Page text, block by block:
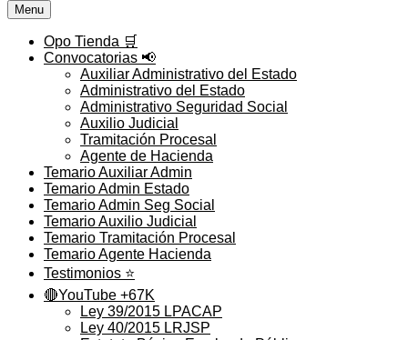
Menu
Opo Tienda 🛒
Convocatorias 📢
Auxiliar Administrativo del Estado
Administrativo del Estado
Administrativo Seguridad Social
Auxilio Judicial
Tramitación Procesal
Agente de Hacienda
Temario Auxiliar Admin
Temario Admin Estado
Temario Admin Seg Social
Temario Auxilio Judicial
Temario Tramitación Procesal
Temario Agente Hacienda
Testimonios ⭐️
🔴YouTube +67K
Ley 39/2015 LPACAP
Ley 40/2015 LRJSP